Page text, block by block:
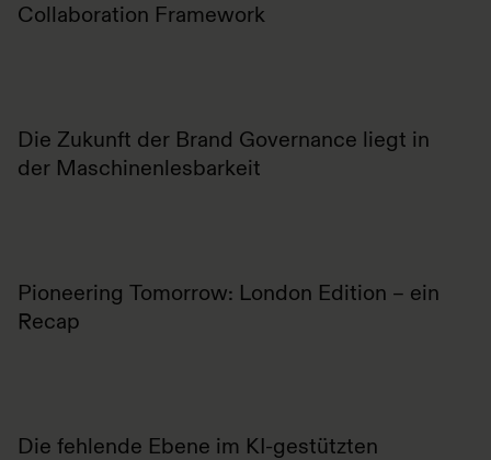
Collaboration Framework
Die Zukunft der Brand Governance liegt in
der Maschinenlesbarkeit
Pioneering Tomorrow: London Edition – ein
Recap
Die fehlende Ebene im KI-gestützten